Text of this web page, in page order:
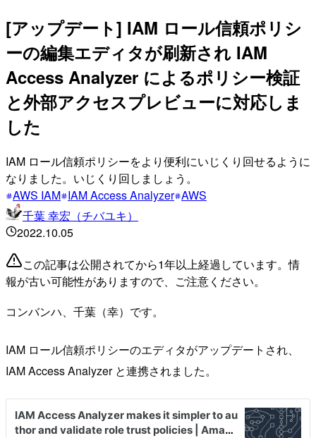
[アップデート] IAM ロール信頼ポリシ
ーの編集エディタが刷新され IAM
Access Analyzer によるポリシー検証
と外部アクセスプレビューに対応しま
した
IAM ロール信頼ポリシーをより便利にいじくり回せるように
なりました。いじくり回しましょう。
AWS IAM IAM Access Analyzer AWS
千葉 幸宏（チバユキ）
2022.10.05
この記事は公開されてから1年以上経過しています。情
報が古い可能性がありますので、ご注意ください。
コンバンハ、千葉（幸）です。
IAM ロール信頼ポリシーのエディタがアップデートされ、
IAM Access Analyzer と連携されました。